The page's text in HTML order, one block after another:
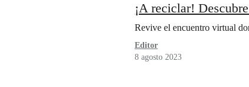
¡A reciclar!
Revive el encuentro virtual
Editor
8 agosto 2023